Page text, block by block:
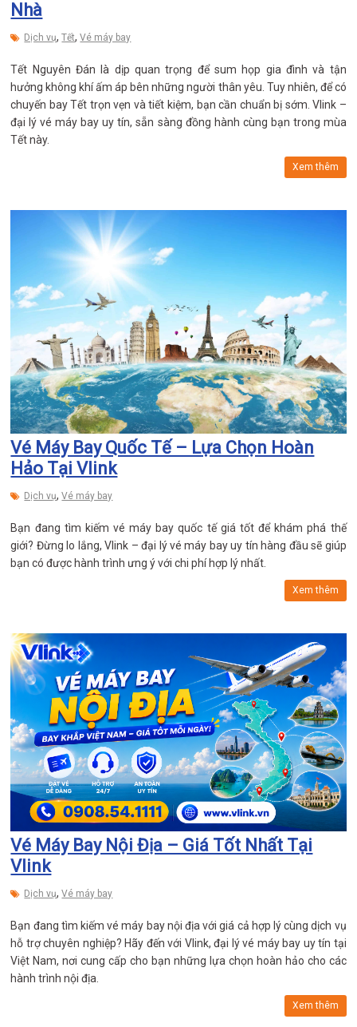
Nhà
Dịch vụ,Tết,Vé máy bay
Tết Nguyên Đán là dịp quan trọng để sum họp gia đình và tận
hưởng không khí ấm áp bên những người thân yêu. Tuy nhiên, để có
chuyến bay Tết trọn vẹn và tiết kiệm, bạn cần chuẩn bị sớm. Vlink –
đại lý vé máy bay uy tín, sẵn sàng đồng hành cùng bạn trong mùa
Tết này.
Xem thêm
Vé Máy Bay Quốc Tế – Lựa Chọn Hoàn
Hảo Tại Vlink
Dịch vụ,Vé máy bay
Bạn đang tìm kiếm vé máy bay quốc tế giá tốt để khám phá thế
giới? Đừng lo lắng, Vlink – đại lý vé máy bay uy tín hàng đầu sẽ giúp
bạn có được hành trình ưng ý với chi phí hợp lý nhất.
Xem thêm
Vé Máy Bay Nội Địa – Giá Tốt Nhất Tại
Vlink
Dịch vụ,Vé máy bay
Bạn đang tìm kiếm vé máy bay nội địa với giá cả hợp lý cùng dịch vụ
hỗ trợ chuyên nghiệp? Hãy đến với Vlink, đại lý vé máy bay uy tín tại
Việt Nam, nơi cung cấp cho bạn những lựa chọn hoàn hảo cho các
hành trình nội địa.
Xem thêm